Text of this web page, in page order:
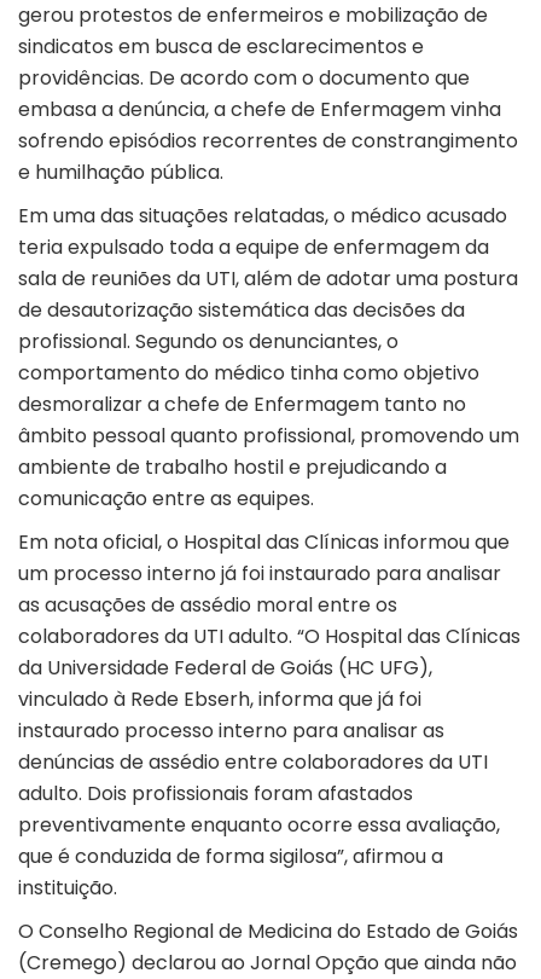
gerou protestos de enfermeiros e mobilização de
sindicatos em busca de esclarecimentos e
providências. De acordo com o documento que
embasa a denúncia, a chefe de Enfermagem vinha
sofrendo episódios recorrentes de constrangimento
e humilhação pública.
Em uma das situações relatadas, o médico acusado
teria expulsado toda a equipe de enfermagem da
sala de reuniões da UTI, além de adotar uma postura
de desautorização sistemática das decisões da
profissional. Segundo os denunciantes, o
comportamento do médico tinha como objetivo
desmoralizar a chefe de Enfermagem tanto no
âmbito pessoal quanto profissional, promovendo um
ambiente de trabalho hostil e prejudicando a
comunicação entre as equipes.
Em nota oficial, o Hospital das Clínicas informou que
um processo interno já foi instaurado para analisar
as acusações de assédio moral entre os
colaboradores da UTI adulto. “O Hospital das Clínicas
da Universidade Federal de Goiás (HC UFG),
vinculado à Rede Ebserh, informa que já foi
instaurado processo interno para analisar as
denúncias de assédio entre colaboradores da UTI
adulto. Dois profissionais foram afastados
preventivamente enquanto ocorre essa avaliação,
que é conduzida de forma sigilosa”, afirmou a
instituição.
O Conselho Regional de Medicina do Estado de Goiás
(Cremego) declarou ao Jornal Opção que ainda não